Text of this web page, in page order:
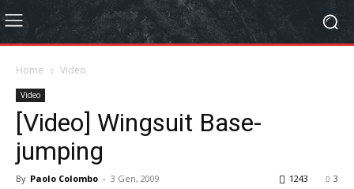
Home Video
Video
[Video] Wingsuit Base-
jumping
By Paolo Colombo - 3 Gen, 2009 3
1243